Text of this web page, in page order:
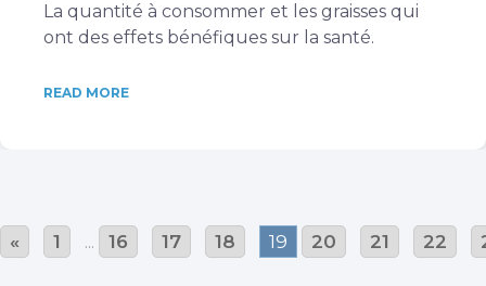
La quantité à consommer et les graisses qui
ont des effets bénéfiques sur la santé.
READ MORE
« 1 ... 16 17 18 19 20 21 22